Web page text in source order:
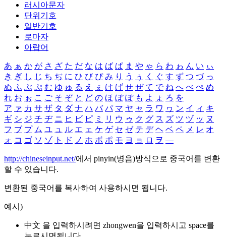
러시아문자
단위기호
일반기호
로마자
아랍어
あ ぁ か が さ ざ た だ な は ば ぱ ま や ゃ ら わ ゎ ん い ぃ
き ぎ し じ ち ぢ に ひ び ぴ み り う ぅ く ぐ す ず つ づ っ
ぬ ふ ぶ ぷ む ゆ ゅ る え ぇ け げ せ ぜ て で ね へ べ ぺ め
れ お ぉ こ ご そ ぞ と ど の ほ ぼ ぽ も よ ょ ろ を
ア ァ カ サ ザ タ ダ ナ ハ バ パ マ ヤ ャ ラ ワ ヮ ン イ ィ キ
ギ シ ジ チ ヂ ニ ヒ ビ ピ ミ リ ウ ゥ ク グ ス ズ ツ ヅ ッ ヌ
フ ブ プ ム ユ ュ ル エ ェ ケ ゲ セ ゼ テ デ ヘ ベ ペ メ レ オ
ォ コ ゴ ソ ゾ ト ド ノ ホ ボ ポ モ ヨ ョ ロ ヲ ―
http://chineseinput.net/에서 pinyin(병음)방식으로 중국어를 변환
할 수 있습니다.
변환된 중국어를 복사하여 사용하시면 됩니다.
예시)
中文 을 입력하시려면 zhongwen을 입력하시고 space를